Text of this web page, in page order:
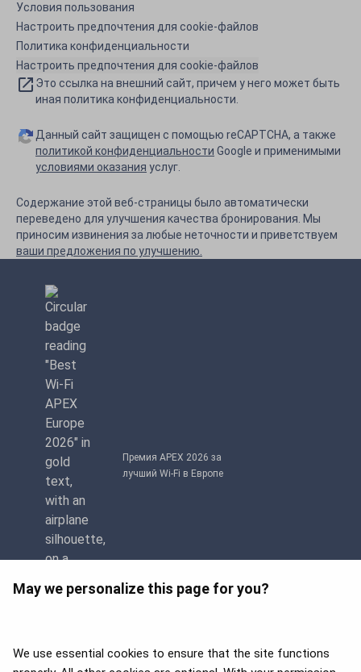
May we personalize this page for you?
We use essential cookies to ensure that the site functions
Условия пользования
Настроить предпочтения для cookie-файлов
Политика конфиденциальности
Настроить предпочтения для cookie-файлов
Это ссылка на внешний сайт, причем у него может быть
иная политика конфиденциальности.
Данный сайт защищен с помощью reCAPTCHA, а также
политикой конфиденциальности Google и применимыми
условиями оказания услуг.
Содержание этой веб-страницы было автоматически
переведено для улучшения качества бронирования. Мы
приносим извинения за любые неточности и приветствуем
ваши предложения по улучшению.
Премия APEX 2026 за
лучший Wi-Fi в Европе